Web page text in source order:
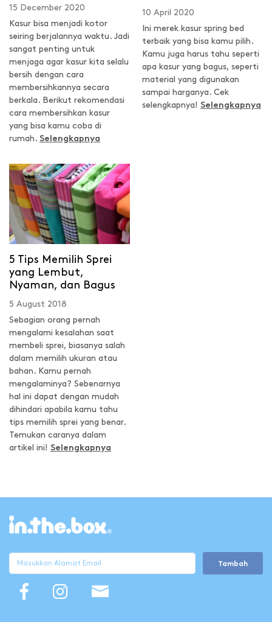
15 December 2020
Kasur bisa menjadi kotor
seiring berjalannya waktu. Jadi
sangat penting untuk
menjaga agar kasur kita selalu
bersih dengan cara
membersihkannya secara
berkala. Berikut rekomendasi
cara membersihkan kasur
yang bisa kamu coba di
rumah. Selengkapnya
10 April 2020
Ini merek kasur spring bed
terbaik yang bisa kamu pilih.
Kamu juga harus tahu seperti
apa kasur yang bagus, seperti
material yang digunakan
sampai harganya. Cek
selengkapnya! Selengkapnya
5 Tips Memilih Sprei
yang Lembut,
Nyaman, dan Bagus
5 August 2018
Sebagian orang pernah
mengalami kesalahan saat
membeli sprei, biasanya salah
dalam memilih ukuran atau
bahan. Kamu pernah
mengalaminya? Sebenarnya
hal ini dapat dengan mudah
dihindari apabila kamu tahu
tips memilih sprei yang benar.
Temukan caranya dalam
artikel ini! Selengkapnya
Tambah